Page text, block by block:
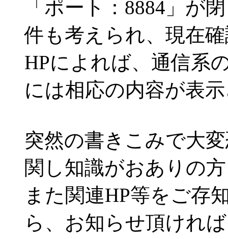
「ポート：8884」が
件も考えられ、現在
HPによれば、通信系
には相応の内容が表
突然の書きこみで大
関し知識がおありの
また関連HP等をご存
ら、お知らせ頂けれ